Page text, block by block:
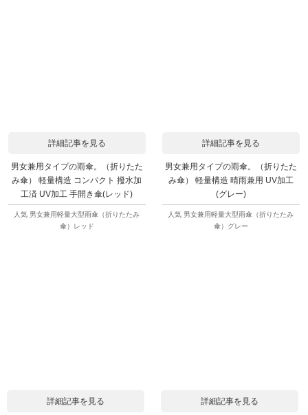
詳細記事を見る
男女兼用タイプの雨傘。（折りたた
み傘） 軽量構造 コンパクト 撥水加
工済 UV加工 手開き傘(レッド)
人気 男女兼用軽量大型雨傘（折りたたみ
傘）レッド
詳細記事を見る
男女兼用タイプの雨傘。（折りたた
み傘） 軽量構造 晴雨兼用 UV加工
(グレー)
人気 男女兼用軽量大型雨傘（折りたたみ
傘）グレー
詳細記事を見る 詳細記事を見る